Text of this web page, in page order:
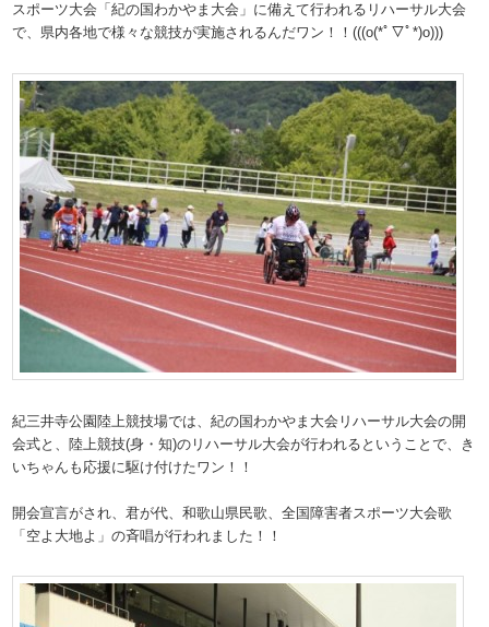
スポーツ大会「紀の国わかやま大会」に備えて行われるリハーサル大会
で、県内各地で様々な競技が実施されるんだワン！！(((o(*ﾟ▽ﾟ*)o)))
紀三井寺公園陸上競技場では、紀の国わかやま大会リハーサル大会の開
会式と、陸上競技(身・知)のリハーサル大会が行われるということで、き
いちゃんも応援に駆け付けたワン！！
開会宣言がされ、君が代、和歌山県民歌、全国障害者スポーツ大会歌
「空よ大地よ」の斉唱が行われました！！